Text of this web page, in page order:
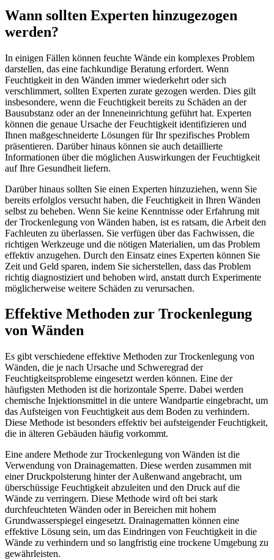
Wann sollten Experten hinzugezogen
werden?
In einigen Fällen können feuchte Wände ein komplexes Problem
darstellen, das eine fachkundige Beratung erfordert. Wenn
Feuchtigkeit in den Wänden immer wiederkehrt oder sich
verschlimmert, sollten Experten zurate gezogen werden. Dies gilt
insbesondere, wenn die Feuchtigkeit bereits zu Schäden an der
Bausubstanz oder an der Inneneinrichtung geführt hat. Experten
können die genaue Ursache der Feuchtigkeit identifizieren und
Ihnen maßgeschneiderte Lösungen für Ihr spezifisches Problem
präsentieren. Darüber hinaus können sie auch detaillierte
Informationen über die möglichen Auswirkungen der Feuchtigkeit
auf Ihre Gesundheit liefern.
Darüber hinaus sollten Sie einen Experten hinzuziehen, wenn Sie
bereits erfolglos versucht haben, die Feuchtigkeit in Ihren Wänden
selbst zu beheben. Wenn Sie keine Kenntnisse oder Erfahrung mit
der Trockenlegung von Wänden haben, ist es ratsam, die Arbeit den
Fachleuten zu überlassen. Sie verfügen über das Fachwissen, die
richtigen Werkzeuge und die nötigen Materialien, um das Problem
effektiv anzugehen. Durch den Einsatz eines Experten können Sie
Zeit und Geld sparen, indem Sie sicherstellen, dass das Problem
richtig diagnostiziert und behoben wird, anstatt durch Experimente
möglicherweise weitere Schäden zu verursachen.
Effektive Methoden zur Trockenlegung
von Wänden
Es gibt verschiedene effektive Methoden zur Trockenlegung von
Wänden, die je nach Ursache und Schweregrad der
Feuchtigkeitsprobleme eingesetzt werden können. Eine der
häufigsten Methoden ist die horizontale Sperre. Dabei werden
chemische Injektionsmittel in die untere Wandpartie eingebracht, um
das Aufsteigen von Feuchtigkeit aus dem Boden zu verhindern.
Diese Methode ist besonders effektiv bei aufsteigender Feuchtigkeit,
die in älteren Gebäuden häufig vorkommt.
Eine andere Methode zur Trockenlegung von Wänden ist die
Verwendung von Drainagematten. Diese werden zusammen mit
einer Druckpolsterung hinter der Außenwand angebracht, um
überschüssige Feuchtigkeit abzuleiten und den Druck auf die
Wände zu verringern. Diese Methode wird oft bei stark
durchfeuchteten Wänden oder in Bereichen mit hohem
Grundwasserspiegel eingesetzt. Drainagematten können eine
effektive Lösung sein, um das Eindringen von Feuchtigkeit in die
Wände zu verhindern und so langfristig eine trockene Umgebung zu
gewährleisten.